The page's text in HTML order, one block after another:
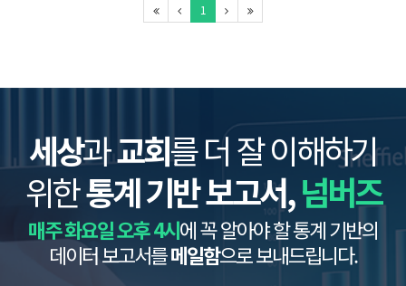
1
세상과교회를 더 잘 이해하기
위한통계 기반 보고서,넘버즈
매주 화요일 오후 4시에 꼭 알아야 할 통계 기반의
데이터 보고서를메일함으로 보내드립니다.